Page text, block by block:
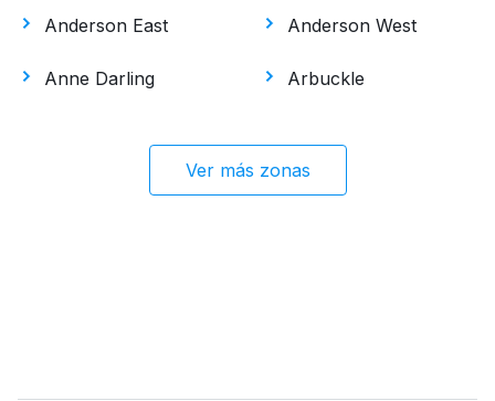
Anderson East Anderson West
Anne Darling Arbuckle
Ver más zonas